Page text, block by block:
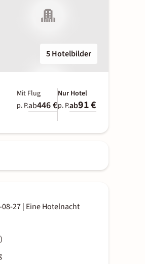
5 Hotelbilder
Mit Flug
p. P.ab446 €
Nur Hotel
p. P.ab91 €
08-27| Eine Hotelnacht